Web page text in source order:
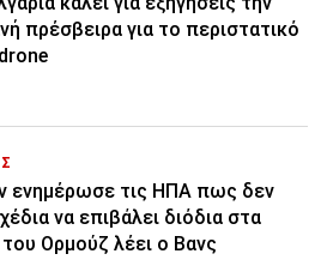
πρέσβειρα για το περιστατικό
ενημέρωσε τις ΗΠΑ πως δεν
να επιβάλει διόδια στα
Ορμούζ λέει ο Βανς